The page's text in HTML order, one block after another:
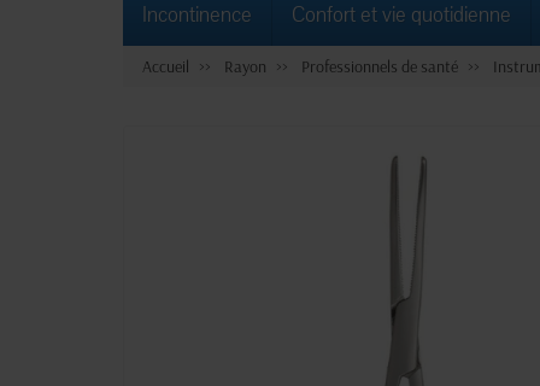
Incontinence Confort et vie quotidienne
Accueil Rayon Professionnels de santé